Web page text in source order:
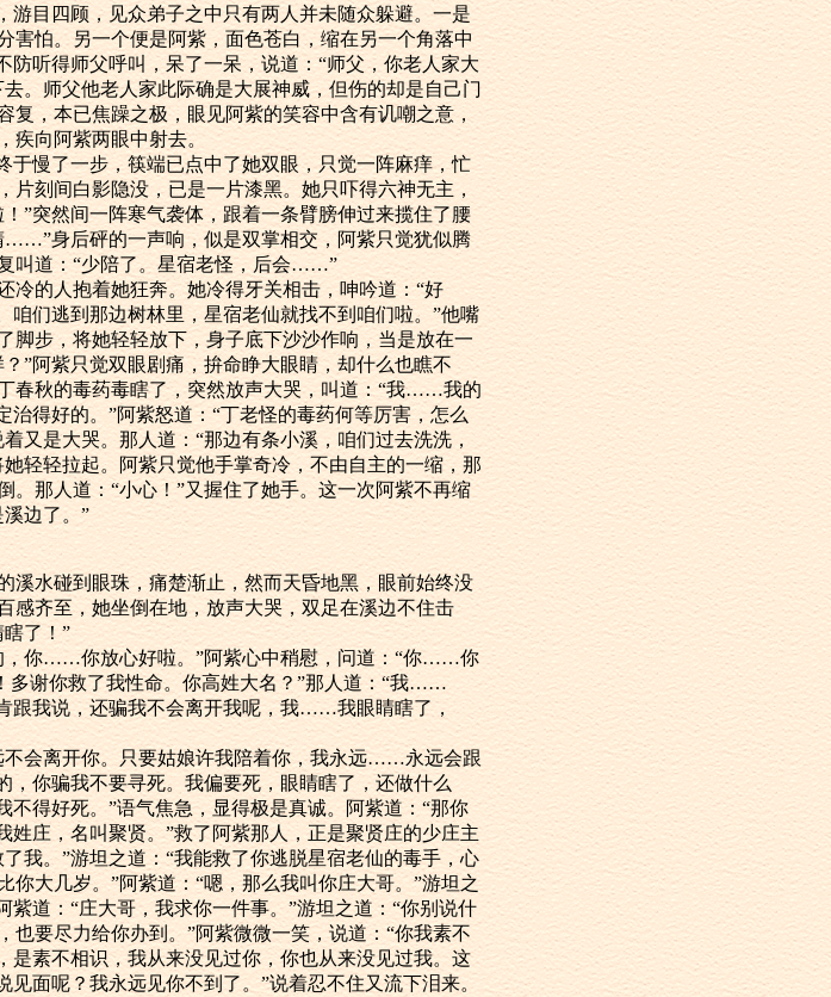
游目四顾，见众弟子之中只有两人并未随众躲避。一是
害怕。另一个便是阿紫，面色苍白，缩在另一个角落中
听得师父呼叫，呆了一呆，说道：“师父，你老人家大
。师父他老人家此际确是大展神威，但伤的却是自己门
，本已焦躁之极，眼见阿紫的笑容中含有讥嘲之意，
疾向阿紫两眼中射去。
慢了一步，筷端已点中了她双眼，只觉一阵麻痒，忙
刻间白影隐没，已是一片漆黑。她只吓得六神无主，
然间一阵寒气袭体，跟着一条臂膀伸过来揽住了腰
身后砰的一声响，似是双掌相交，阿紫只觉犹似腾
叫道：“少陪了。星宿老怪，后会……”
的人抱着她狂奔。她冷得牙关相击，呻吟道：“好
们逃到那边树林里，星宿老仙就找不到咱们啦。”他嘴
脚步，将她轻轻放下，身子底下沙沙作响，当是放在一
”阿紫只觉双眼剧痛，拚命睁大眼睛，却什么也瞧不
春秋的毒药毒瞎了，突然放声大哭，叫道：“我……我的
得好的。”阿紫怒道：“丁老怪的毒药何等厉害，怎么
又是大哭。那人道：“那边有条小溪，咱们过去洗洗，
轻轻拉起。阿紫只觉他手掌奇冷，不由自主的一缩，那
。那人道：“小心！”又握住了她手。这一次阿紫不再缩
边了。”
水碰到眼珠，痛楚渐止，然而天昏地黑，眼前始终没
感齐至，她坐倒在地，放声大哭，双足在溪边不住击
了！”
你……你放心好啦。”阿紫心中稍慰，问道：“你……你
谢你救了我性命。你高姓大名？”那人道：“我……
我说，还骗我不会离开我呢，我……我眼睛瞎了，
离开你。只要姑娘许我陪着你，我永远……永远会跟
，你骗我不要寻死。我偏要死，眼睛瞎了，还做什么
得好死。”语气焦急，显得极是真诚。阿紫道：“那你
庄，名叫聚贤。”救了阿紫那人，正是聚贤庄的少庄主
我。”游坦之道：“我能救了你逃脱星宿老仙的毒手，心
大几岁。”阿紫道：“嗯，那么我叫你庄大哥。”游坦之
道：“庄大哥，我求你一件事。”游坦之道：“你别说什
要尽力给你办到。”阿紫微微一笑，说道：“你我素不
是素不相识，我从来没见过你，你也从来没见过我。这
面呢？我永远见你不到了。”说着忍不住又流下泪来。